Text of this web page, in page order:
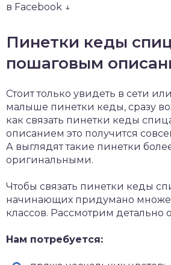
в Facebook ↓
Пинетки кеды
пошаговым
Стоит только увидеть в сети
малыше пинетки кеды, сразу
как связать пинетки кеды
описанием это получится
А выглядят такие пинетки
оригинальными.
Чтобы связать пинетки кеды
начинающих придумано
классов. Рассмотрим детально
Нам потребуется: